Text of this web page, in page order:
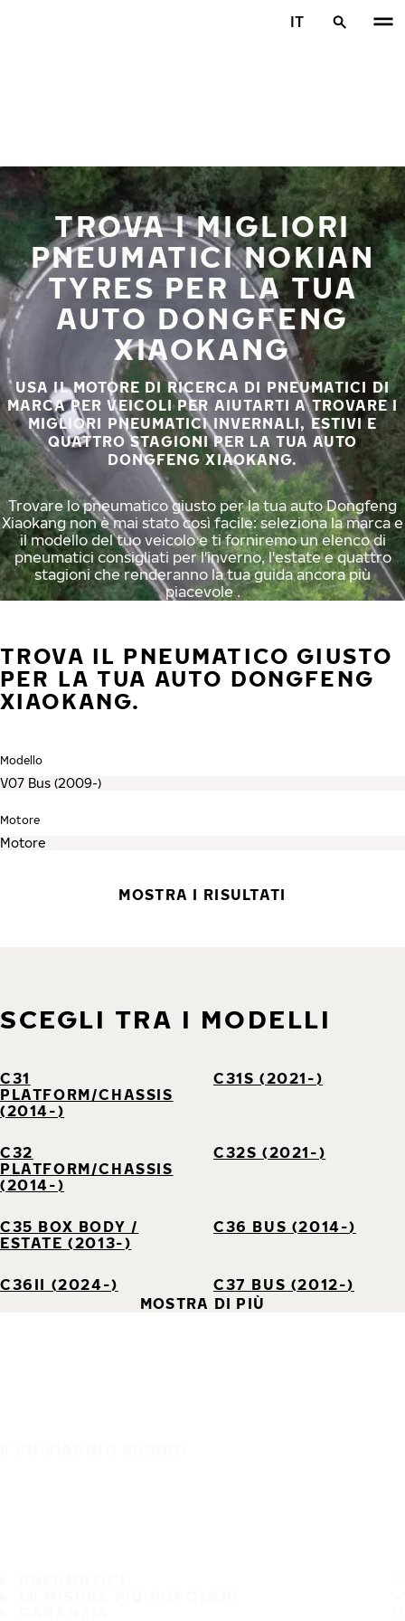
IT
TROVA I MIGLIORI
PNEUMATICI NOKIAN
TYRES PER LA TUA
AUTO DONGFENG
XIAOKANG
USA IL MOTORE DI RICERCA DI PNEUMATICI DI
MARCA PER VEICOLI PER AIUTARTI A TROVARE I
MIGLIORI PNEUMATICI INVERNALI, ESTIVI E
QUATTRO STAGIONI PER LA TUA AUTO
DONGFENG XIAOKANG.
Trovare lo pneumatico giusto per la tua auto Dongfeng
Xiaokang non è mai stato così facile: seleziona la marca e
il modello del tuo veicolo e ti forniremo un elenco di
pneumatici consigliati per l'inverno, l'estate e quattro
stagioni che renderanno la tua guida ancora più
piacevole .
TROVA IL PNEUMATICO GIUSTO
PER LA TUA AUTO DONGFENG
XIAOKANG.
Modello
Motore
MOSTRA I RISULTATI
SCEGLI TRA I MODELLI
C31
PLATFORM/CHASSIS
(2014-)
C31S (2021-)
C32
PLATFORM/CHASSIS
(2014-)
C32S (2021-)
C35 BOX BODY /
ESTATE (2013-)
C36 BUS (2014-)
C36II (2024-)
C37 BUS (2012-)
MOSTRA DI PIÙ